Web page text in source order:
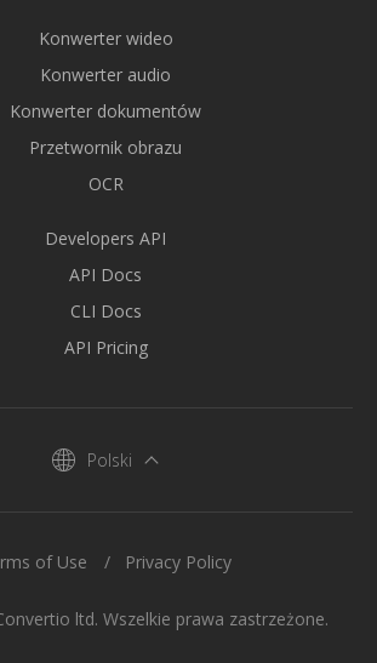
Konwerter wideo
Konwerter audio
Konwerter dokumentów
Przetwornik obrazu
OCR
Developers API
API Docs
CLI Docs
API Pricing
Polski
ltd. Wszelkie prawa zastrzeżone.
of Use Privacy Policy